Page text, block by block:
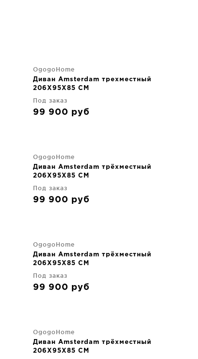
OgogoHome
Диван Amsterdam трехместный
206X95X85 CM
Под заказ
99 900 руб
OgogoHome
Диван Amsterdam трёхместный
206X95X85 CM
Под заказ
99 900 руб
OgogoHome
Диван Amsterdam трёхместный
206X95X85 CM
Под заказ
99 900 руб
OgogoHome
Диван Amsterdam трёхместный
206X95X85 CM